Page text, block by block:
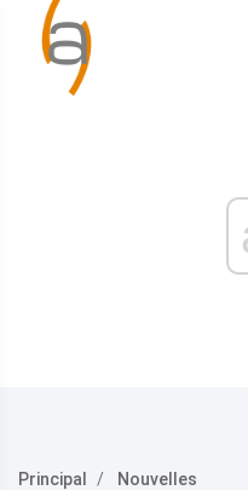
Principal
Nouvelles